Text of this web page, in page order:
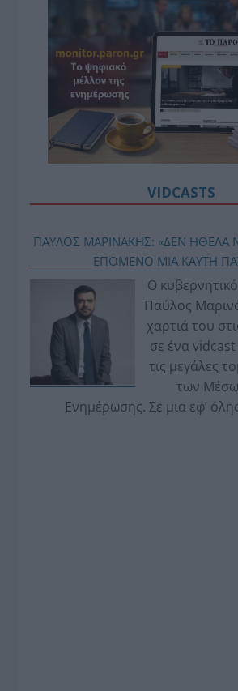
VIDCASTS
ΠΑΥΛΟΣ ΜΑΡΙΝΑΚΗΣ: «ΔΕΝ
ΕΠΟΜΕΝΟ ΜΙΑ ΚΑΥΤΗ
Ο
Παύλος
χαρτιά του
σε ένα vidcast
τις μεγάλες
των
Ενημέρωσης. Σε μια εφ’